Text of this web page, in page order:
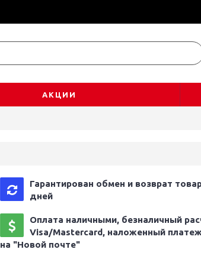
АКЦИИ
Гарантирован обмен и возврат
дней
Оплата наличными, безналичный
Visa/Mastercard, наложенный
на "Новой почте"